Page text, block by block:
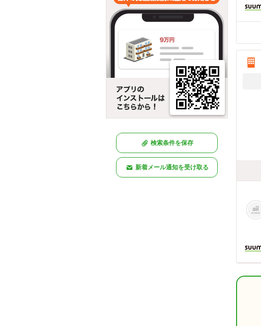
検索条件を保存
新着メール通知を受け取る